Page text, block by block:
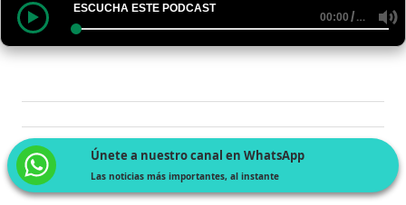
ESCUCHA ESTE PODCAST
00:00 /…
Únete a nuestro canal en WhatsApp
Las noticias más importantes, al instante